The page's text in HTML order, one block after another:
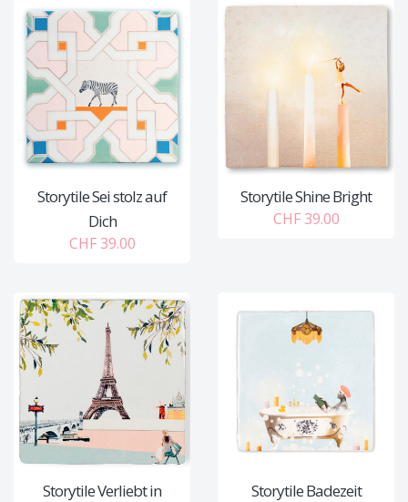
Storytile Sei stolz auf
Dich
CHF 39.00
Storytile Shine Bright
CHF 39.00
Storytile Verliebt in
Storytile Badezeit